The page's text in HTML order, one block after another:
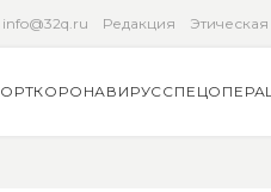
info@32q.ru Редакция
КОРОНАВИРУС